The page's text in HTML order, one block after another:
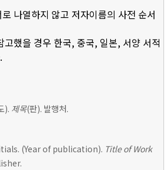
나열하지 않고 저자이름의 사전 순서
고했을 경우 한국, 중국, 일본, 서양 서적
). 제목(판). 발행처.
(Year of publication). Title of Work